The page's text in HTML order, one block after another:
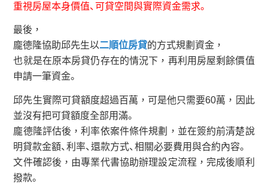
重視房屋本身價值、可貸空間與實際資金需求。
最後，
龐德隆協助邱先生以二順位房貸的方式規劃資金，
也就是在原本房貸仍存在的情況下，再利用房屋剩餘價值
申請一筆資金。
邱先生實際可貸額度超過百萬，可是他只需要60萬，因此
並沒有把可貸額度全部用滿。
龐德隆評估後，利率依案件條件規劃，並在簽約前清楚說
明貸款金額、利率、還款方式、相關必要費用與合約內容。
文件確認後，由專業代書協助辦理設定流程，完成後順利
撥款。